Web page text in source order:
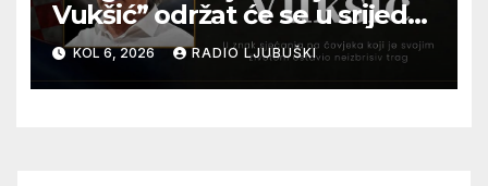
Vukšić” održat će se u srijedu
12. kolovoza u Otoku
KOL 6, 2026 RADIO LJUBUŠKI